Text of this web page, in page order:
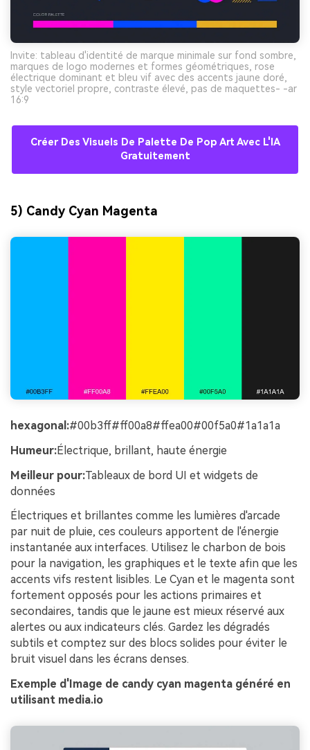
Invite: tableau d'identité de marque minimale sur fond sombre,
marques de logo modernes et formes géométriques, rose
électrique dominant et bleu vif avec des accents jaune doré,
style vectoriel propre, contraste élevé, pas de maquettes- -ar
16:9
Créer Des Visuels De Palette De Pop Art Avec L'IA
Gratuitement
5) Candy Cyan Magenta
hexagonal:#00b3ff#ff00a8#ffea00#00f5a0#1a1a1a
Humeur:Électrique, brillant, haute énergie
Meilleur pour:Tableaux de bord UI et widgets de
données
Électriques et brillantes comme les lumières d'arcade
par nuit de pluie, ces couleurs apportent de l'énergie
instantanée aux interfaces. Utilisez le charbon de bois
pour la navigation, les graphiques et le texte afin que les
accents vifs restent lisibles. Le Cyan et le magenta sont
fortement opposés pour les actions primaires et
secondaires, tandis que le jaune est mieux réservé aux
alertes ou aux indicateurs clés. Gardez les dégradés
subtils et comptez sur des blocs solides pour éviter le
bruit visuel dans les écrans denses.
Exemple d'Image de candy cyan magenta généré en
utilisant media.io